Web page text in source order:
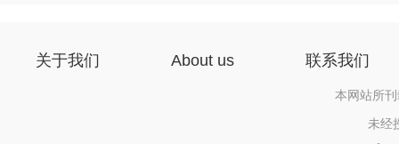
关于我们 About us 联系我们
本网站所
未经